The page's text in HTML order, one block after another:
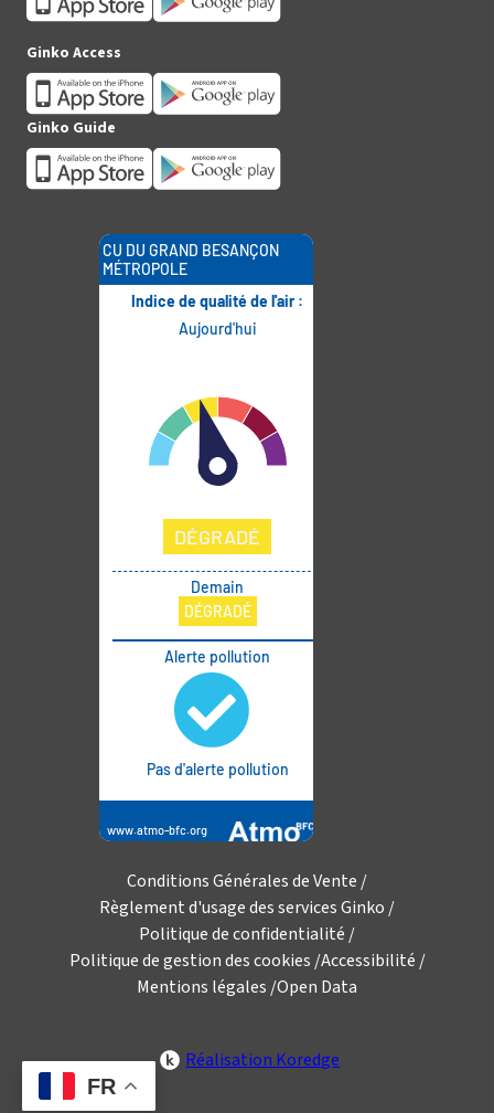
FR
Ginko Access
Ginko Guide
Conditions Générales de Vente
Règlement d'usage des services Ginko
Politique de confidentialité
Politique de gestion des cookies Accessibilité
Mentions légales Open Data
Réalisation Koredge